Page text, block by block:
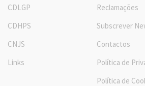
CDLGP
CDHPS
CNJS
Links
Reclamações
Subscrever
Contactos
Política de
Política de